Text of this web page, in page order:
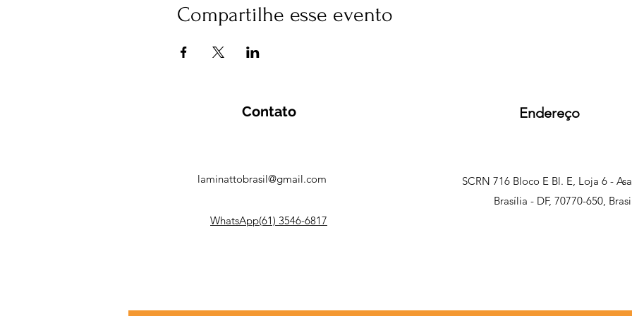
Compartilhe esse evento
Contato
laminattobrasil@gmail.com
Endereço
SCRN 716 Bloco E Bl. E, Loja 6 -
Brasília - DF, 70770-650,
WhatsApp(61) 3546-6817